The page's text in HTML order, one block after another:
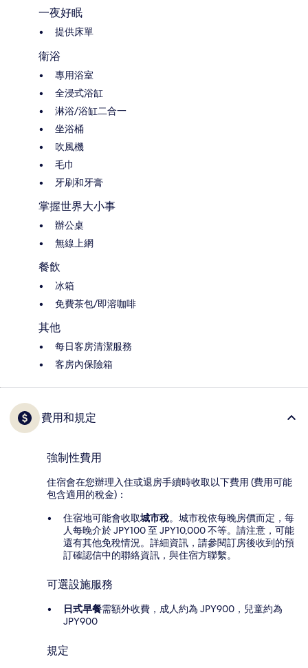
一夜好眠
提供床單
衛浴
專用浴室
全浸式浴缸
淋浴/浴缸二合一
坐浴桶
吹風機
毛巾
牙刷和牙膏
掌握世界大小事
辦公桌
無線上網
餐飲
冰箱
免費茶包/即溶咖啡
其他
每日客房清潔服務
客房內保險箱
費用和規定
強制性費用
住宿會在您辦理入住或退房手續時收取以下費用 (費用可能
包含適用的稅金)：
住宿地可能會收取城市稅。城市稅依每晚房價而定，每
人每晚介於 JPY100 至 JPY10,000 不等。請注意，可能
還有其他免稅情況。詳細資訊，請參閱訂房後收到的預
訂確認信中的聯絡資訊，與住宿方聯繫。
可選設施服務
日式早餐需額外收費，成人約為 JPY900，兒童約為
JPY900
規定